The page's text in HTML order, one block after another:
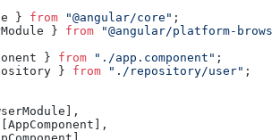
} from "@angular/core" ;
} from "@angular/platform-
} from "./app.component" ;
} from "./repository/user" ;